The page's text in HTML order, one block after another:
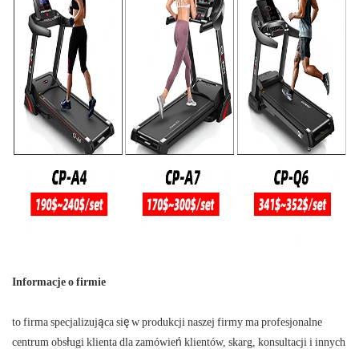
Informacje o firmie
to firma specjalizująca się w produkcji naszej firmy ma profesjonalne
centrum obsługi klienta dla zamówień klientów, skarg, konsultacji i innych